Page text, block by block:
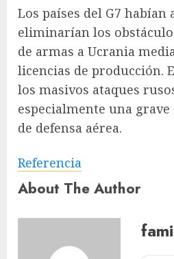
Los países del G7 habían
eliminarían los
de armas a Ucrania
licencias de producción.
los masivos ataques
especialmente una grave
de defensa aérea.
Referencia
About The Author